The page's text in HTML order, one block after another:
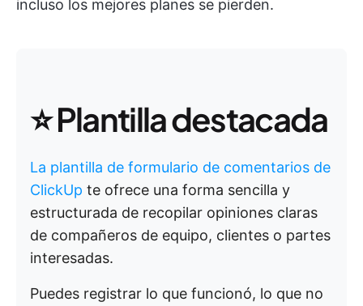
incluso los mejores planes se pierden.
⭐️Plantilla destacada
La plantilla de formulario de comentarios de
ClickUp te ofrece una forma sencilla y
estructurada de recopilar opiniones claras
de compañeros de equipo, clientes o partes
interesadas.
Puedes registrar lo que funcionó, lo que no